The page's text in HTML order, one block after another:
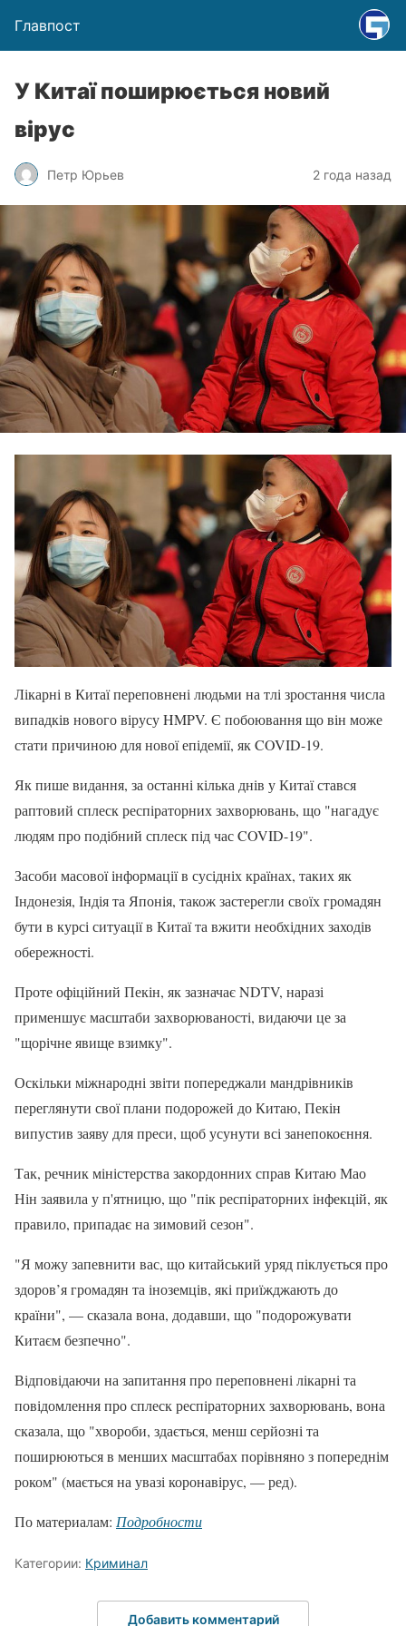
Главпост
У Китаї поширюється новий
вірус
Петр Юрьев 2 года назад
Лікарні в Китаї переповнені людьми на тлі зростання числа
випадків нового вірусу HMPV. Є побоювання що він може
стати причиною для нової епідемії, як COVID-19.
Як пише видання, за останні кілька днів у Китаї стався
раптовий сплеск респіраторних захворювань, що "нагадує
людям про подібний сплеск під час COVID-19".
Засоби масової інформації в сусідніх країнах, таких як
Індонезія, Індія та Японія, також застерегли своїх громадян
бути в курсі ситуації в Китаї та вжити необхідних заходів
обережності.
Проте офіційний Пекін, як зазначає NDTV, наразі
применшує масштаби захворюваності, видаючи це за
"щорічне явище взимку".
Оскільки міжнародні звіти попереджали мандрівників
переглянути свої плани подорожей до Китаю, Пекін
випустив заяву для преси, щоб усунути всі занепокоєння.
Так, речник міністерства закордонних справ Китаю Мао
Нін заявила у п'ятницю, що "пік респіраторних інфекцій, як
правило, припадає на зимовий сезон".
"Я можу запевнити вас, що китайський уряд піклується про
здоров’я громадян та іноземців, які приїжджають до
країни", — сказала вона, додавши, що "подорожувати
Китаєм безпечно".
Відповідаючи на запитання про переповнені лікарні та
повідомлення про сплеск респіраторних захворювань, вона
сказала, що "хвороби, здається, менш серйозні та
поширюються в менших масштабах порівняно з попереднім
роком" (мається на увазі коронавірус, — ред).
По материалам: Подробности
Категории: Криминал
Добавить комментарий